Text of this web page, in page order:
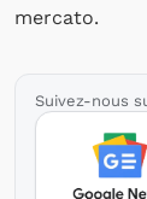
mercato.
Suivez-nous